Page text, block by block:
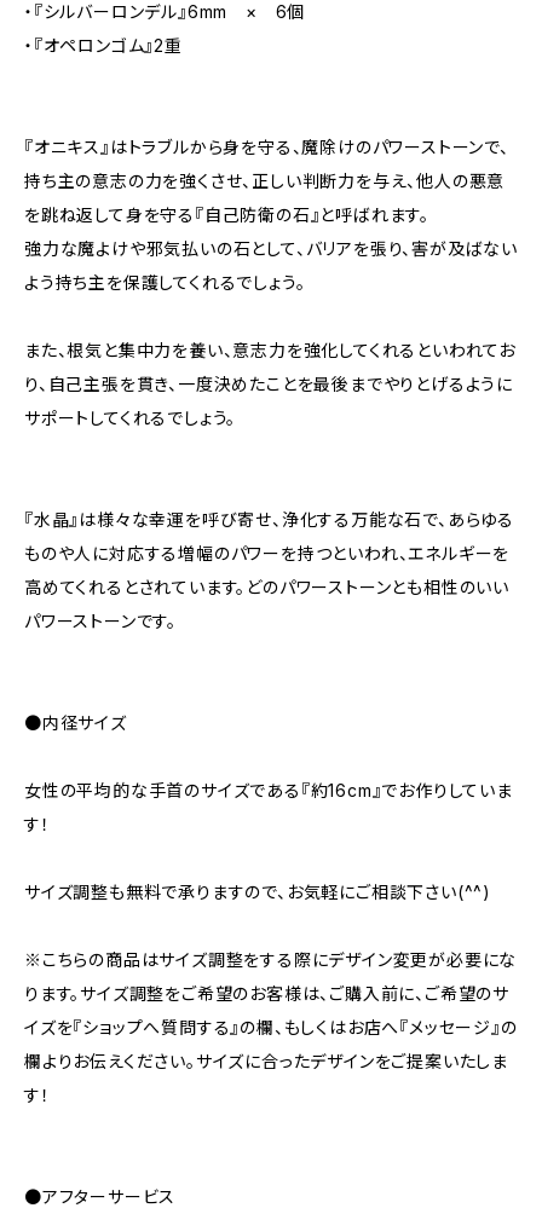
・『シルバーロンデル』6mm × 6個
・『オペロンゴム』2重
『オニキス』はトラブルから身を守る、魔除けのパワーストーンで、
持ち主の意志の力を強くさせ、正しい判断力を与え、他人の悪意
を跳ね返して身を守る『自己防衛の石』と呼ばれます。
強力な魔よけや邪気払いの石として、バリアを張り、害が及ばない
よう持ち主を保護してくれるでしょう。
また、根気と集中力を養い、意志力を強化してくれるといわれてお
り、自己主張を貫き、一度決めたことを最後までやりとげるように
サポートしてくれるでしょう。
『水晶』は様々な幸運を呼び寄せ、浄化する万能な石で、あらゆる
ものや人に対応する増幅のパワーを持つといわれ、エネルギーを
高めてくれるとされています。どのパワーストーンとも相性のいい
パワーストーンです。
●内径サイズ
女性の平均的な手首のサイズである『約16cm』でお作りしていま
す！
サイズ調整も無料で承りますので、お気軽にご相談下さい(^^)
※こちらの商品はサイズ調整をする際にデザイン変更が必要にな
ります。サイズ調整をご希望のお客様は、ご購入前に、ご希望のサ
イズを『ショップへ質問する』の欄、もしくはお店へ『メッセージ』の
欄よりお伝えください。サイズに合ったデザインをご提案いたしま
す！
●アフターサービス